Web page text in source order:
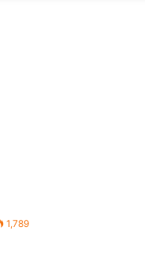
1,789